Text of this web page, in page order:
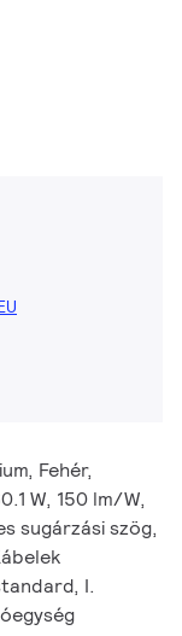
Fehér,
W, 150 lm/W,
sugárzási szög,
I.